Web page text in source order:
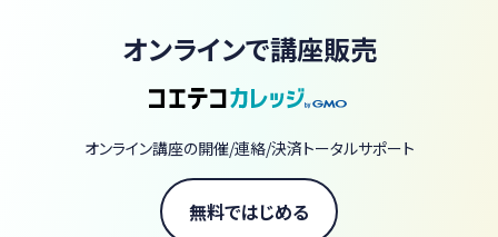
ど、血液形態学以外の講座も企画開催予定です。
オンラインで講座販売
オンライン講座の開催/連絡/決済トータルサポート
無料ではじめる